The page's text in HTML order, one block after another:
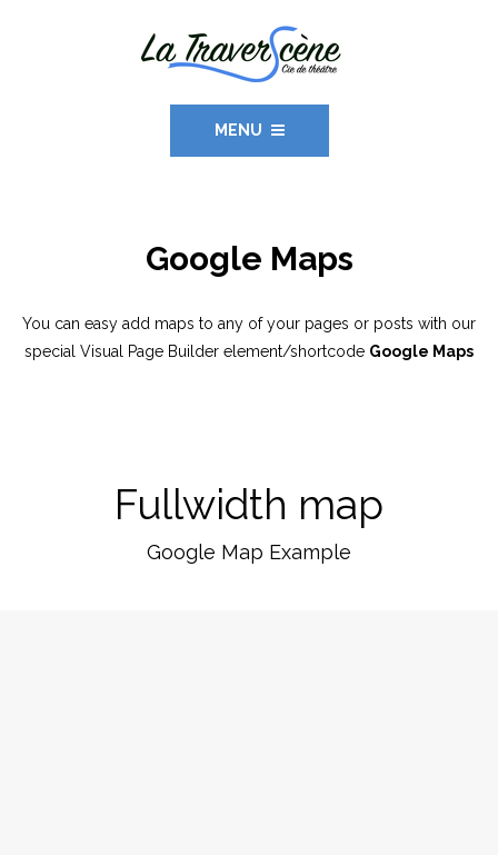
MENU
Google Maps
You can easy add maps to any of your pages or posts with our
special Visual Page Builder element/shortcode Google Maps
Fullwidth map
Google Map Example